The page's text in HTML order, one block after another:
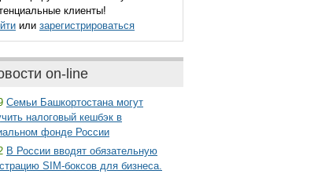
клиенты!
или зарегистрироваться
on-line
Семьи Башкортостана могут
налоговый кешбэк в
фонде России
В России вводят обязательную
SIM-боксов для бизнеса.